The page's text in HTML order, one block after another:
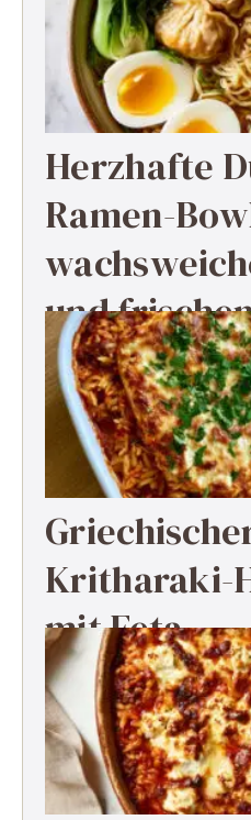
Herzhafte
Ramen-
und
Kritharaki-
mit Feta